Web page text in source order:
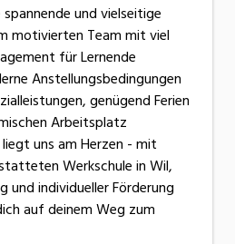
und vielseitige
motivierten Team mit viel
für Lernende
Anstellungsbedingungen
genügend Ferien
Arbeitsplatz
uns am Herzen - mit
Werkschule in Wil,
und individueller Förderung
auf deinem Weg zum